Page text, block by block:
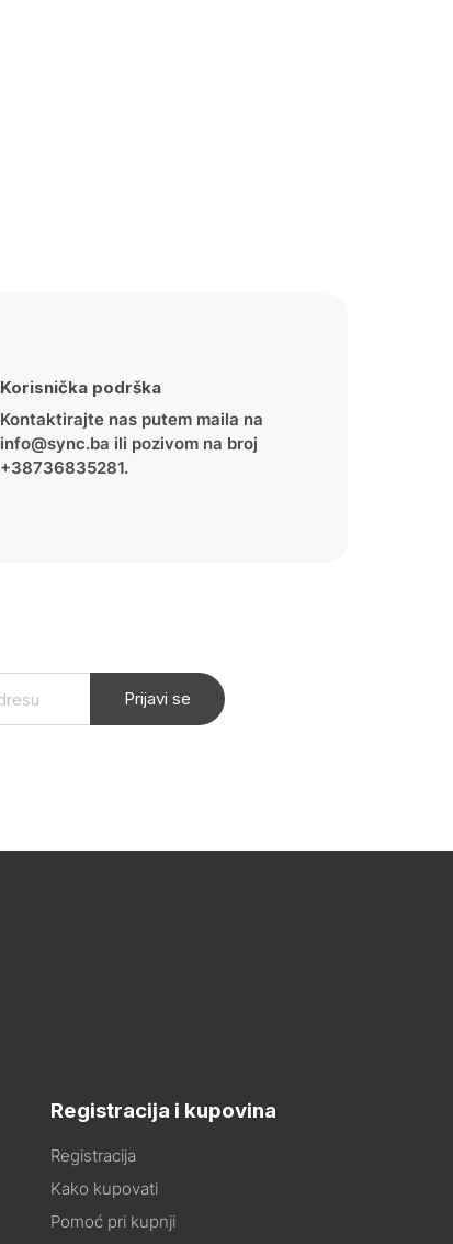
Korisnička podrška
Kontaktirajte nas putem maila na
info@sync.ba ili pozivom na broj
+38736835281.
Prijavi se
Registracija i kupovina
Registracija
Kako kupovati
Pomoć pri kupnji